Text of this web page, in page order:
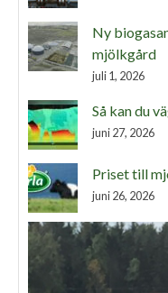
Ny
mjölkgård
juli 1, 2026
Så kan du
juni 27, 2026
Priset till
juni 26, 2026